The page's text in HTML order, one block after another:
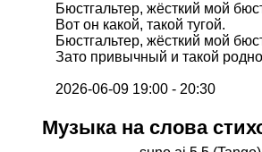
Бюстгальтер, жёсткий мой
Вот он какой, такой тугой.
Бюстгальтер, жёсткий мой
Зато привычный и такой
2026-06-09 19:00 - 20:30
Музыка на слова